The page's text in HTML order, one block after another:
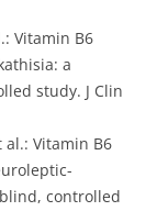
Vitamin B6
a
study. J Clin
al.: Vitamin B6
controlled